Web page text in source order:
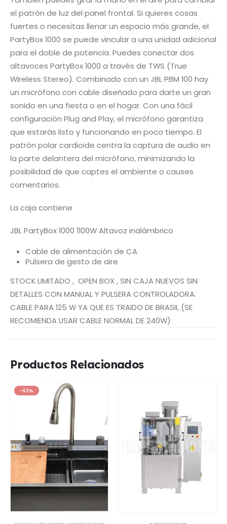
el patrón de luz del panel frontal. Si quieres cosas
fuertes o necesitas llenar un espacio más grande, el
PartyBox 1000 se puede vincular a una unidad adicional
para el doble de potencia. Puedes conectar dos
altavoces PartyBox 1000 a través de TWS (True
Wireless Stereo). Combinado con un JBL PBM 100 hay
un micrófono con cable diseñado para darte un gran
sonido en una fiesta o en el hogar. Con una fácil
configuración Plug and Play, el micrófono garantiza
que estarás listo y funcionando en poco tiempo. El
patrón polar cardioide centra la captura de audio en
la parte delantera del micrófono, minimizando la
posibilidad de que captes el ambiente o causes
comentarios.
La caja contiene
JBL PartyBox 1000 1100W Altavoz inalámbrico
Cable de alimentación de CA
Pulsera de gesto de aire
STOCK LIMITADO , OPEN BOX , SIN CAJA NUEVOS SIN
DETALLES CON MANUAL Y PULSERA CONTROLADORA.
CABLE PARA 125 W YA QUE ES TRAIDO DE BRASIL (SE
RECOMIENDA USAR CABLE NORMAL DE 240W)
Productos Relacionados
-62%